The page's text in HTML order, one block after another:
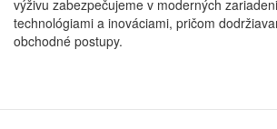
výživu zabezpečujeme v moderných
technológiami a inováciami, pričom
obchodné postupy.